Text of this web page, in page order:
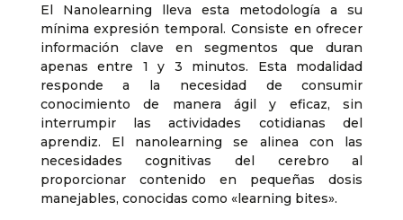
El Nanolearning lleva esta metodología a su
mínima expresión temporal. Consiste en ofrecer
información clave en segmentos que duran
apenas entre 1 y 3 minutos. Esta modalidad
responde a la necesidad de consumir
conocimiento de manera ágil y eficaz, sin
interrumpir las actividades cotidianas del
aprendiz. El nanolearning se alinea con las
necesidades cognitivas del cerebro al
proporcionar contenido en pequeñas dosis
manejables, conocidas como «learning bites».